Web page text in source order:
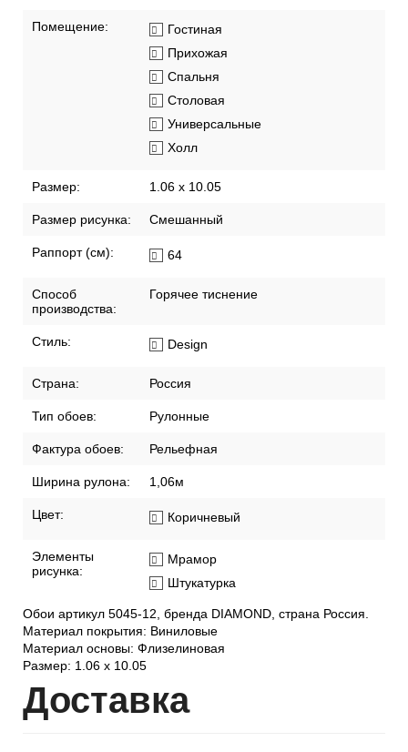
Помещение:
Гостиная
Прихожая
Спальня
Столовая
Универсальные
Холл
Размер: 1.06 x 10.05
Размер рисунка: Смешанный
Раппорт (см): 64
Способ
производства:
Горячее тиснение
Стиль: Design
Страна: Россия
Тип обоев: Рулонные
Фактура обоев: Рельефная
Ширина рулона: 1,06м
Цвет: Коричневый
Элементы
рисунка:
Мрамор
Штукатурка
Обои артикул 5045-12, бренда DIAMOND, страна Россия.
Материал покрытия: Виниловые
Материал основы: Флизелиновая
Размер: 1.06 x 10.05
Доставка